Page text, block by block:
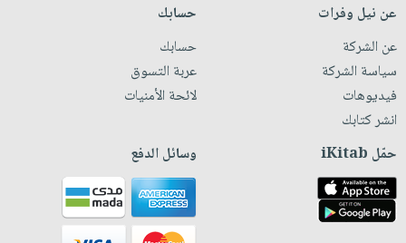
عن نيل وفرات
عن الشركة
سياسة الشركة
فيديوهات
انشر كتابك
حسابك
حسابك
عربة التسوق
لائحة الأمنيات
حمّل iKitab وسائل الدفع